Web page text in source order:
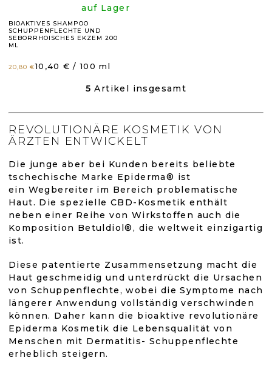
BIOAKTIVES SHAMPOO
SCHUPPENFLECHTE UND
SEBORRHOISCHES EKZEM 200
ML
Die
ist
4,8
von
5
Sternen.
auf Lager
20,80 €Verkaufspreis:
10,40 € / 100 ml
S
E
U
E
E
L
E
M
E
N
T
E
R
L
I
S
T
E
5 Artikel insgesamt
REVOLUTIONÄRE KOSMETIK VON
ÄRZTEN ENTWICKELT
Die junge aber bei Kunden bereits beliebte
tschechische Marke Epiderma® ist
ein Wegbereiter im Bereich problematische
Haut. Die spezielle CBD-Kosmetik enthält
neben einer Reihe von Wirkstoffen auch die
Komposition Betuldiol®, die weltweit einzigartig
ist.
Diese patentierte Zusammensetzung macht die
Haut geschmeidig und unterdrückt die Ursachen
von Schuppenflechte, wobei die Symptome nach
längerer Anwendung vollständig verschwinden
können. Daher kann die bioaktive revolutionäre
Epiderma Kosmetik die Lebensqualität von
Menschen mit Dermatitis- Schuppenflechte
erheblich steigern.